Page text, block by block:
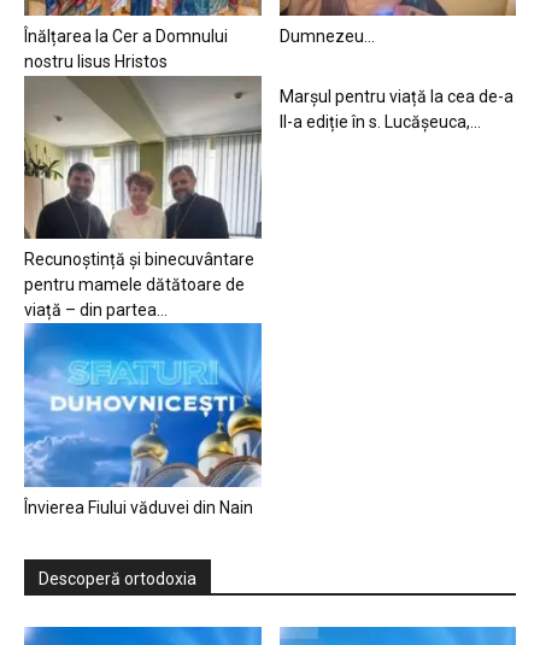
Înălțarea la Cer a Domnului
nostru Iisus Hristos
Dumnezeu…
Recunoștință și binecuvântare
pentru mamele dătătoare de
viață – din partea...
Marșul pentru viață la cea de-a
II-a ediție în s. Lucășeuca,...
Învierea Fiului văduvei din Nain
Descoperă ortodoxia